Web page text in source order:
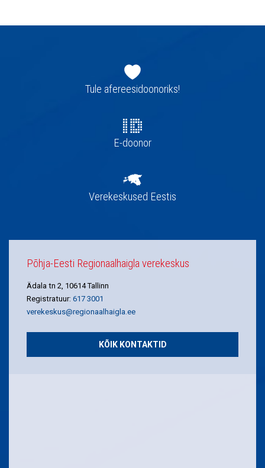
navigatsioonTule afereesidoonoriks!
E-doonor
Verekeskused Eestis
Põhja-Eesti Regionaalhaigla verekeskus
Ädala tn 2, 10614 Tallinn
Registratuur: 617 3001
verekeskus@regionaalhaigla.ee
KÕIK KONTAKTID